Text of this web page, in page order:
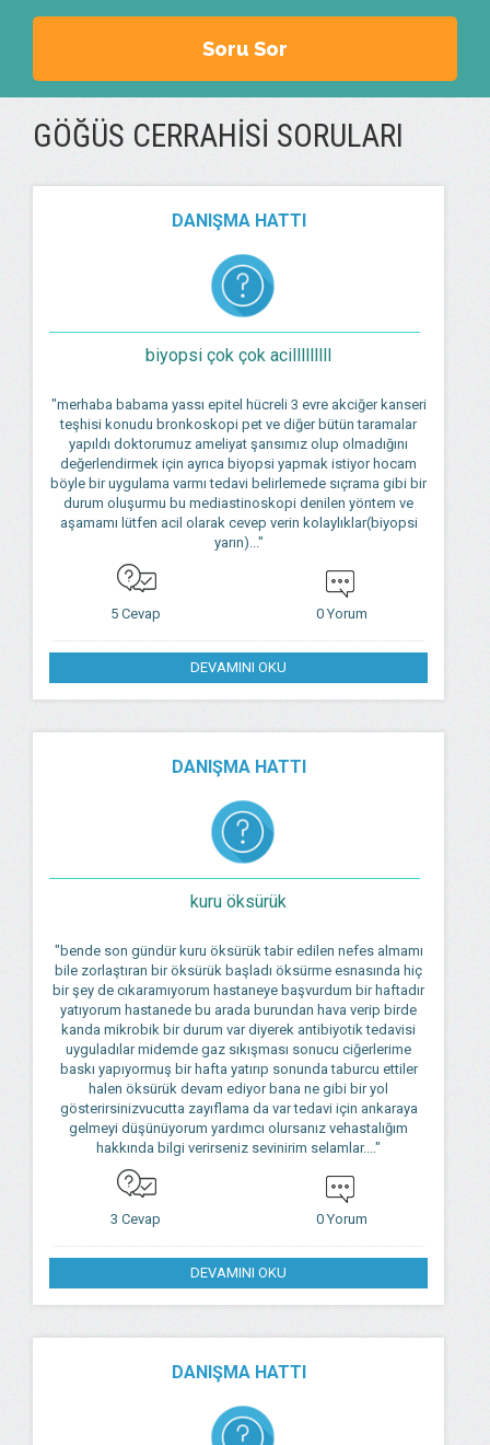
Soru Sor
GÖĞÜS CERRAHISI SORULARI
DANIŞMA HATTI
biyopsi çok çok acilllllllll
"merhaba babama yassı epitel hücreli 3 evre akciğer kanseri
teşhisi konudu bronkoskopi pet ve diğer bütün taramalar
yapıldı doktorumuz ameliyat şansımız olup olmadığını
değerlendirmek için ayrıca biyopsi yapmak istiyor hocam
böyle bir uygulama varmı tedavi belirlemede sıçrama gibi bir
durum oluşurmu bu mediastinoskopi denilen yöntem ve
aşamamı lütfen acil olarak cevep verin kolaylıklar(biyopsi
yarın)..."
5 Cevap 0 Yorum
DEVAMINI OKU
DANIŞMA HATTI
kuru öksürük
"bende son gündür kuru öksürük tabir edilen nefes almamı
bile zorlaştıran bir öksürük başladı öksürme esnasında hiç
bir şey de cıkaramıyorum hastaneye başvurdum bir haftadır
yatıyorum hastanede bu arada burundan hava verip birde
kanda mikrobik bir durum var diyerek antibiyotik tedavisi
uyguladılar midemde gaz sıkışması sonucu ciğerlerime
baskı yapıyormuş bir hafta yatırıp sonunda taburcu ettiler
halen öksürük devam ediyor bana ne gibi bir yol
gösterirsinizvucutta zayıflama da var tedavi için ankaraya
gelmeyi düşünüyorum yardımcı olursanız vehastalığım
hakkında bilgi verirseniz sevinirim selamlar...."
3 Cevap 0 Yorum
DEVAMINI OKU
DANIŞMA HATTI